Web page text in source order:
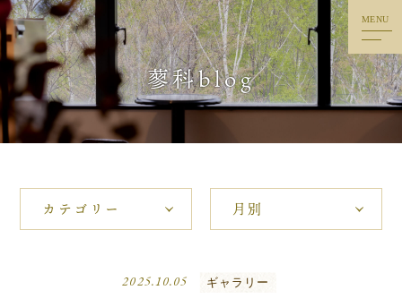
MENU
トップ
ごあいさつ
料理
客室
温泉・リラクゼーション
蓼科blog
2025.10.05 ギャラリー